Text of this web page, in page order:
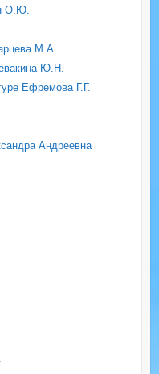
О.Ю.
М.А.
Ю.Н.
Ефремова Г.Г.
Андреевна